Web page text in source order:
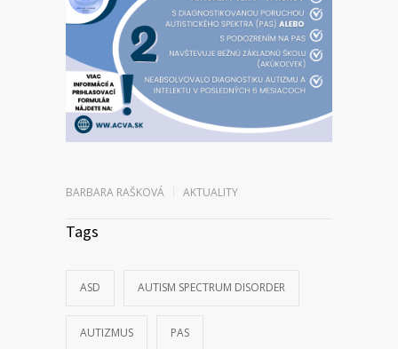
BARBARA RAŠKOVÁ AKTUALITY
Tags
ASD AUTISM SPECTRUM DISORDER
AUTIZMUS PAS